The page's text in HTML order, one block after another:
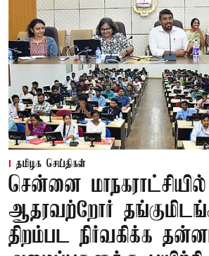
தமிழக செய்திகள்
சென்னை மாநகராட்சியில்
ஆதரவற்றோர்
திறம்பட நிர்வகிக்க